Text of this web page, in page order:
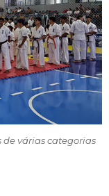
várias categorias